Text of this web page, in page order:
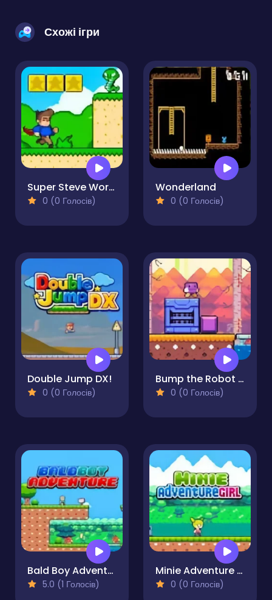
Схожі ігри
Super Steve World
0 (0 Голосів)
Wonderland
0 (0 Голосів)
Double Jump DX!
0 (0 Голосів)
Bump the Robot Adventure
0 (0 Голосів)
Bald Boy Adventure
5.0 (1 Голосів)
Minie Adventure Girl
0 (0 Голосів)